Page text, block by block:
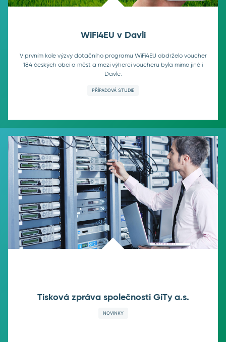
WiFi4EU v Davli
V prvním kole výzvy dotačního programu WiFi4EU obdrželo voucher
184 českých obcí a měst a mezi výherci voucheru byla mimo jiné i
Davle.
PŘÍPADOVÁ STUDIE
Tisková zpráva společnosti GiTy a.s.
NOVINKY